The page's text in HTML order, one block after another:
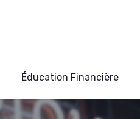
Éducation Financière